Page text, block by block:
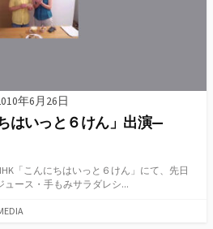
年6月26日
はいっと６けん」出演—
「こんにちはいっと６けん」にて、先日
ース・手もみサラダレシ...